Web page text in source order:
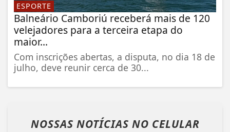
ESPORTE
Balneário Camboriú receberá mais de 120
velejadores para a terceira etapa do
maior...
Com inscrições abertas, a disputa, no dia 18 de
julho, deve reunir cerca de 30...
NOSSAS NOTÍCIAS NO CELULAR